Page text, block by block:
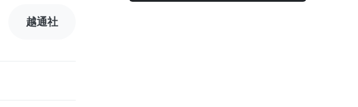
越通社